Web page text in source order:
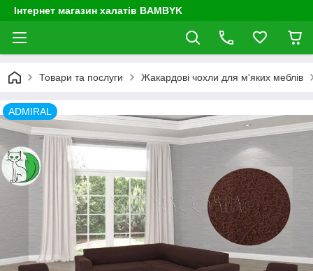
Інтернет магазин халатів BAMBYK
Товари та послуги Жакардові чохли для м'яких меблів
ADMIRAL